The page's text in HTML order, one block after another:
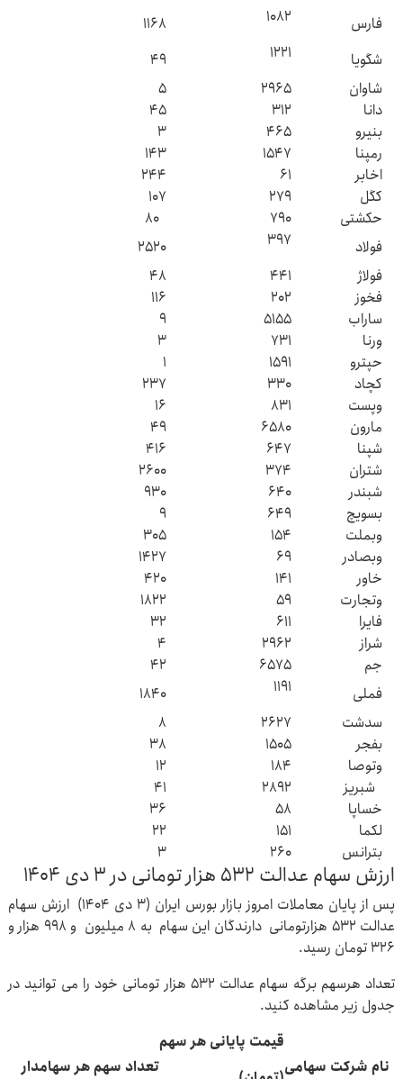
فارس ۱۰۸۲
۱۱۶۸
شگویا
۱۲۲۱
۴۹
شاوان
۲۹۶۵
۵
دانا
۳۱۲
۴۵
بنیرو
۴۶۵
۳
رمپنا
۱۵۴۷
۱۴۳
اخابر
۶۱
۲۴۴
کگل
۲۷۹
۱۰۷
حکشتی‌
۷۹۰
۸۰
فولاد
۳۹۷
۲۵۲۰
فولاژ
۴۴۱
۴۸
فخوز
۲۰۲
۱۱۶
ساراب
۵۱۵۵
۹
ورنا
۷۳۱
۳
حپترو
۱۵۹۱
۱
کچاد
۳۳۰
۲۳۷
وپست
۸۳۱
۱۶
مارون
۶۵۸۰
۴۹
شپنا
۶۴۷
۴۱۶
شتران
۳۷۴
۲۶۰۰
شبندر
۶۴۰
۹۳۰
بسویچ
۶۴۹
۹
وبملت
۱۵۴
۳۰۵
وبصادر
۶۹
۱۴۲۷
خاور
۱۴۱
۴۲۰
وتجارت
۵۹
۱۸۲۲
فایرا
۶۱۱
۳۲
شراز
۲۹۶۲
۴
جم
۶۵۷۵
۴۲
فملی
۱۱۹۱
۱۸۴۰
سدشت
۲۶۲۷
۸
بفجر
۱۵۰۵
۳۸
وتوصا
۱۸۴
۱۲
شبریز
۲۸۹۲
۴۱
خساپا
۵۸
۳۶
لکما
۱۵۱
۲۲
بترانس
۲۶۰ ۳
ارزش سهام عدالت ۵۳۲ هزار تومانی در ۳ دی ۱۴۰۴
پس از پایان معاملات امروز بازار بورس ایران (۳ دی ۱۴۰۴) ارزش سهام
عدالت ۵۳۲ هزارتومانی دارندگان این سهام به ۸ میلیون و ۹۹۸ هزار و
۳۲۶ تومان رسید.
تعداد هرسهم برگه سهام عدالت ۵۳۲ هزار تومانی خود را می توانید در
جدول زیر مشاهده کنید.
نام شرکت سهامی
قیمت پایانی هر سهم
تعداد سهم هر سهامدار